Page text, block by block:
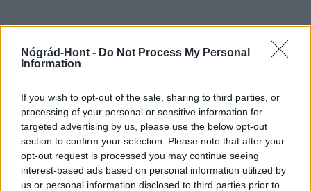
Nógrád-Hont - Do Not Process My Personal
Information
If you wish to opt-out of the sale, sharing to third parties, or
processing of your personal or sensitive information for
targeted advertising by us, please use the below opt-out
section to confirm your selection. Please note that after your
opt-out request is processed you may continue seeing
interest-based ads based on personal information utilized by
us or personal information disclosed to third parties prior to
Helyi hírek
Három meghatározó épületét is fejlesztette
Salgótarján